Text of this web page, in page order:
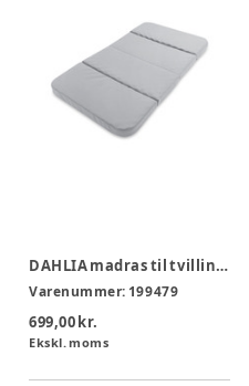
DAHLIA madras til tvillingebarnevogn, 2-delt
Varenummer: 199479
699,00 kr.
Ekskl. moms